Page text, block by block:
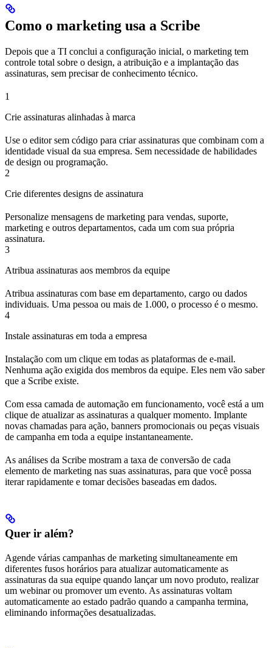
Como o marketing usa a Scribe
Depois que a TI conclui a configuração inicial, o marketing tem
controle total sobre o design, a atribuição e a implantação das
assinaturas, sem precisar de conhecimento técnico.
1
Crie assinaturas alinhadas à marca
Use o editor sem código para criar assinaturas que combinam com a
identidade visual da sua empresa. Sem necessidade de habilidades
de design ou programação.
2
Crie diferentes designs de assinatura
Personalize mensagens de marketing para vendas, suporte,
marketing e outros departamentos, cada um com sua própria
assinatura.
3
Atribua assinaturas aos membros da equipe
Atribua assinaturas com base em departamento, cargo ou dados
individuais. Uma pessoa ou mais de 1.000, o processo é o mesmo.
4
Instale assinaturas em toda a empresa
Instalação com um clique em todas as plataformas de e-mail.
Nenhuma ação exigida dos membros da equipe. Eles nem vão saber
que a Scribe existe.
Com essa camada de automação em funcionamento, você está a um
clique de atualizar as assinaturas a qualquer momento. Implante
novas chamadas para ação, banners promocionais ou peças visuais
de campanha em toda a equipe instantaneamente.
As análises da Scribe mostram a taxa de conversão de cada
elemento de marketing nas suas assinaturas, para que você possa
iterar rapidamente e tomar decisões baseadas em dados.
Quer ir além?
Agende várias campanhas de marketing simultaneamente em
diferentes fusos horários para atualizar automaticamente as
assinaturas da sua equipe quando lançar um novo produto, realizar
um webinar ou promover um evento. As assinaturas voltam
automaticamente ao estado padrão quando a campanha termina,
eliminando informações desatualizadas.